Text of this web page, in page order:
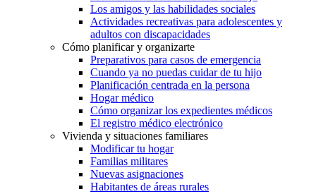
Los amigos y las habilidades sociales
Actividades recreativas para adolescentes y
adultos con discapacidades
Cómo planificar y organizarte
Preparativos para casos de emergencia
Cuando ya no puedas cuidar de tu hijo
Planificación centrada en la persona
Hogar médico
Cómo organizar los expedientes médicos
El registro médico electrónico
Vivienda y situaciones familiares
Modificar tu hogar
Familias militares
Nuevas asignaciones
Habitantes de áreas rurales